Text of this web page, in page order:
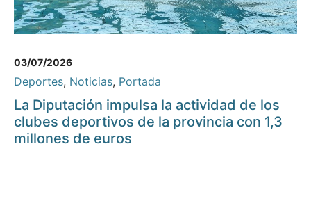
03/07/2026
Deportes, Noticias, Portada
La Diputación impulsa la actividad de los
clubes deportivos de la provincia con 1,3
millones de euros